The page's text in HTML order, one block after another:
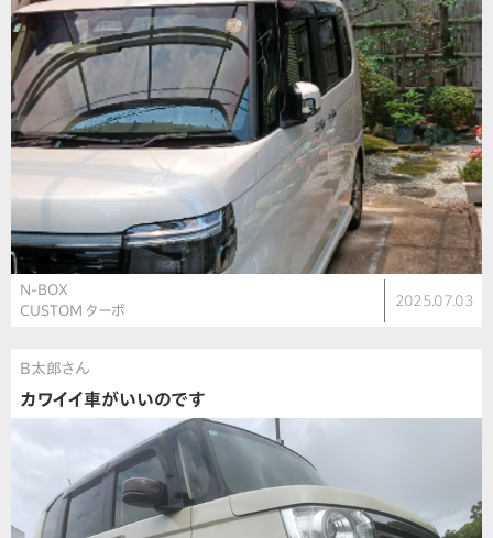
N-BOX
CUSTOM ターボ
2025.07.03
B太郎さん
カワイイ車がいいのです